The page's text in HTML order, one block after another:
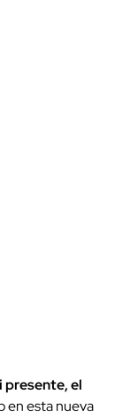
presente, el
en esta nueva